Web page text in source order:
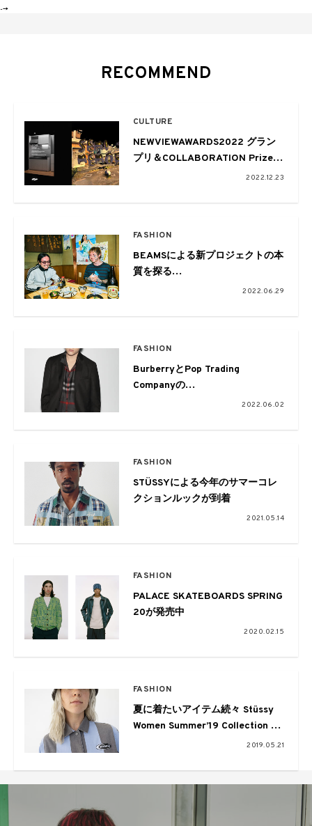
-->
RECOMMEND
CULTURE
NEWVIEWAWARDS2022 グラン
プリ＆COLLABORATION Prize受
2022.12.23
FASHION
BEAMSによる新プロジェクトの本
質を探る
#01 Talk Session with TAPPEI
2022.06.29
FASHION
BurberryとPop Trading
Companyの
カプセルコレクションがローンチ
2022.06.02
FASHION
STÜSSYによる今年のサマーコレ
クションルックが到着
2021.05.14
FASHION
PALACE SKATEBOARDS SPRING
20が発売中
2020.02.15
FASHION
夏に着たいアイテム続々 Stüssy
Women Summer’19 Collection ル
2019.05.21